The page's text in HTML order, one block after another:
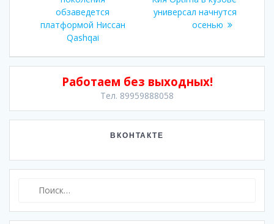
записям
обзаведется
платформой Ниссан
Qashqai
универсал начнутся
осенью
Работаем без выходных!
Тел. 89959888058
ВКОНТАКТЕ